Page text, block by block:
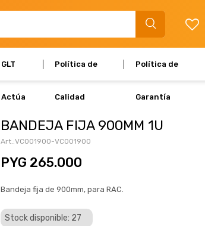
GLT
Actúa
Política de
Calidad
Política de
Garantía
BANDEJA FIJA 900MM 1U
VC001900-VC001900
PYG 265.000
Bandeja fija de 900mm, para RAC.
Stock disponible: 27